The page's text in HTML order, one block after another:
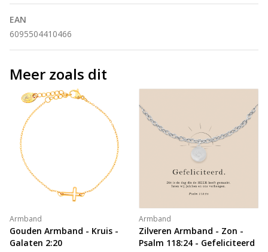
EAN
6095504410466
Meer zoals dit
Armband
Gouden Armband - Kruis -
Galaten 2:20
Armband
Zilveren Armband - Zon -
Psalm 118:24 - Gefeliciteerd